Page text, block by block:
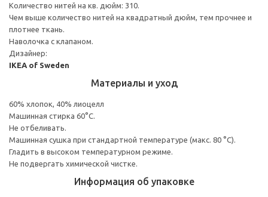
Количество нитей на кв. дюйм: 310.
Чем выше количество нитей на квадратный дюйм, тем прочнее и
плотнее ткань.
Наволочка с клапаном.
Дизайнер:
IKEA of Sweden
Материалы и уход
60% хлопок, 40% лиоцелл
Машинная стирка 60°С.
Не отбеливать.
Машинная сушка при стандартной температуре (макс. 80 °C).
Гладить в высоком температурном режиме.
Не подвергать химической чистке.
Информация об упаковке